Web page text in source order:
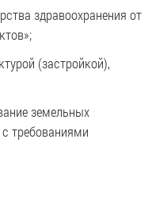
здравоохранения от
(застройкой),
земельных
требованиями